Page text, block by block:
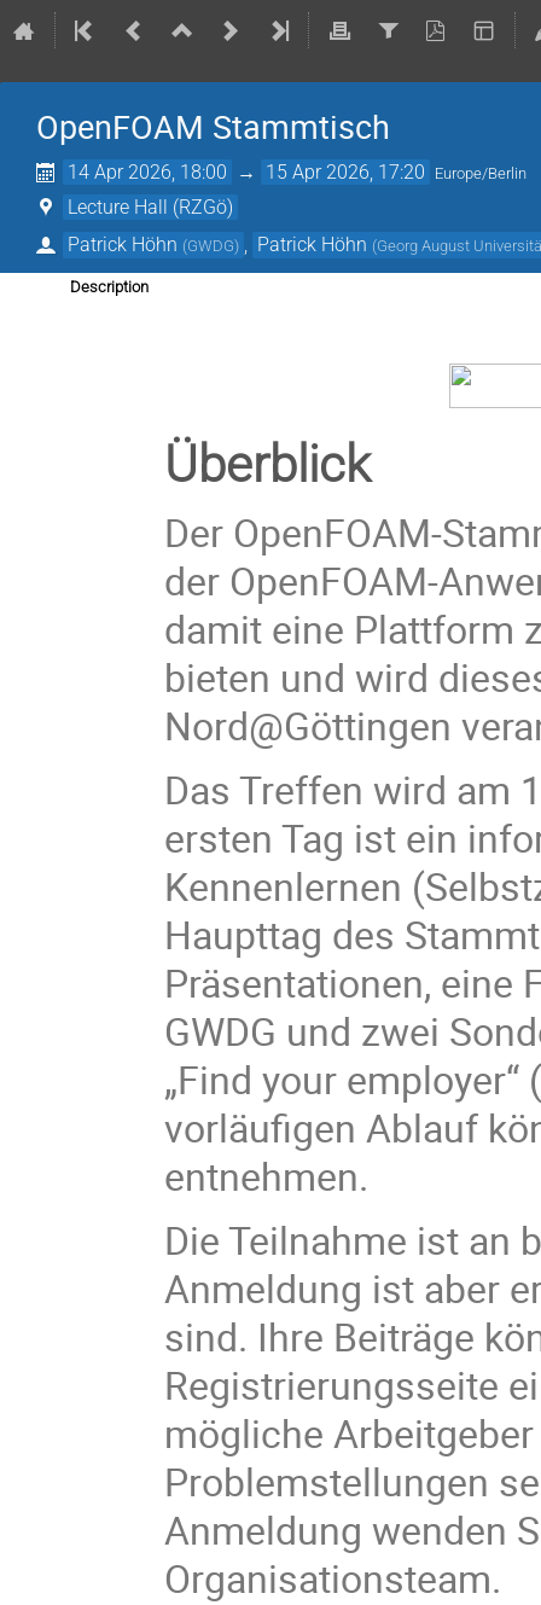
OpenFOAM Stammtisch
14 Apr 2026, 18:00 → 15 Apr 2026, 17:20 Europe/Berlin
Lecture Hall (RZGö)
Patrick Höhn (GWDG) Patrick Höhn (Georg August
Description
Überblick
Der OpenFOAM-
der OpenFOAM-
damit eine Plattform
bieten und wird
Nord@Göttingen
Das Treffen wird am
ersten Tag ist ein
Kennenlernen
Haupttag des
Präsentationen, eine
GWDG und zwei
„Find your
vorläufigen Ablauf
entnehmen.
Die Teilnahme ist an
Anmeldung ist aber
sind. Ihre Beiträge
Registrierungsseite
mögliche
Problemstellungen
Anmeldung wenden
Organisationsteam.